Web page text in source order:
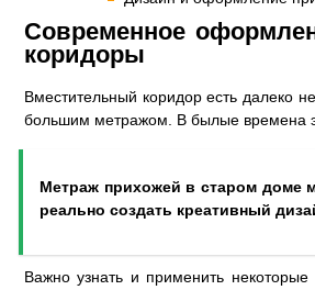
Современное
коридоры
Вместительный коридор есть далеко
большим метражом. В былые времена
Метраж прихожей в старом доме
реально создать креативный
Важно узнать и применить